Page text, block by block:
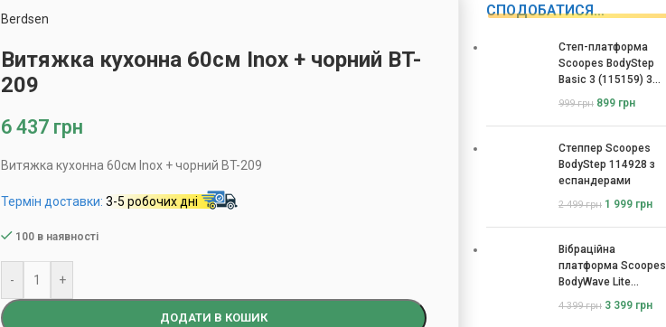
Berdsen
Витяжка кухонна 60см Inox + чорний BT-
209
6 437 грн
Витяжка кухонна 60см Inox + чорний BT-209
Термін доставки:3-5 робочих дні
100 в наявності
- +
ДОДАТИ В КОШИК
СПОДОБАТИСЯ…
Степ-платформа
Scoopes BodyStep
Basic 3 (115159) 3
999грн 899 грн
Степпер Scoopes
BodyStep 114928 з
еспандерами
2 499грн 1 999 грн
Вібраційна
платформа Scoopes
BodyWave Lite
4 399грн 3 399 грн